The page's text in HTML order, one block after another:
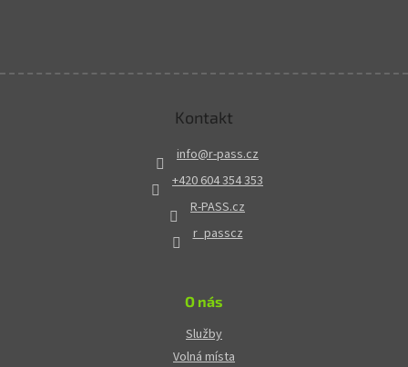
Kontakt
info@r-pass.cz
+420 604 354 353
R-PASS.cz
r_passcz
O nás
Služby
Volná místa